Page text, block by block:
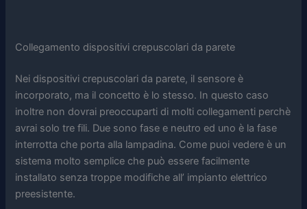
Collegamento dispositivi crepuscolari da parete
Nei dispositivi crepuscolari da parete, il sensore è
incorporato, ma il concetto è lo stesso. In questo caso
inoltre non dovrai preoccuparti di molti collegamenti perchè
avrai solo tre fili. Due sono fase e neutro ed uno è la fase
interrotta che porta alla lampadina. Come puoi vedere è un
sistema molto semplice che può essere facilmente
installato senza troppe modifiche all’ impianto elettrico
preesistente.